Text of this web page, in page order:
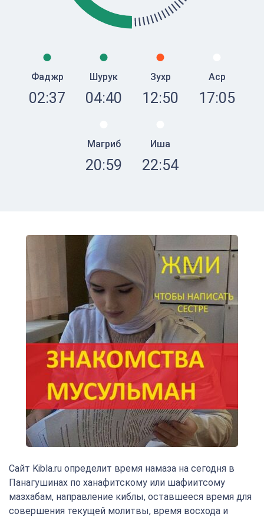
Фаджр
02:37
Шурук
04:40
Зухр
12:50
Аср
17:05
Магриб
20:59
Иша
22:54
Сайт Kibla.ru определит время намаза на сегодня в
Панагушинах по ханафитскому или шафиитсому
мазхабам, направление киблы, оставшееся время для
совершения текущей молитвы, время восхода и